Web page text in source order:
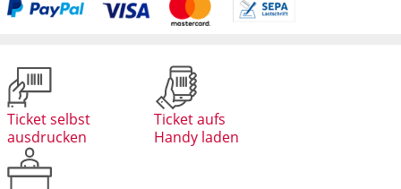
Ticket selbst
ausdrucken
Ticket aufs
Handy laden